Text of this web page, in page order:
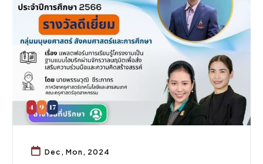
Dec, Mon, 2024